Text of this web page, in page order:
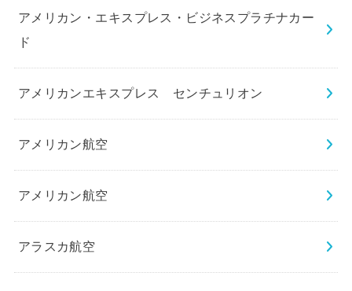
アメリカン・エキスプレス・ビジネスプラチナカー
ド
アメリカンエキスプレス センチュリオン
アメリカン航空
アメリカン航空
アラスカ航空